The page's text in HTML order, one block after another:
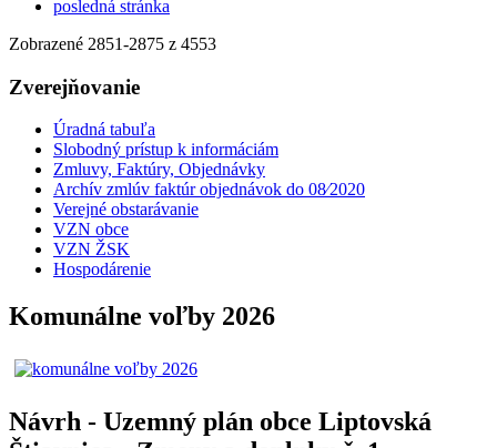
posledná stránka
Zobrazené 2851-2875 z 4553
Zverejňovanie
Úradná tabuľa
Slobodný prístup k informáciám
Zmluvy, Faktúry, Objednávky
Archív zmlúv faktúr objednávok do 08⁄2020
Verejné obstarávanie
VZN obce
VZN ŽSK
Hospodárenie
Komunálne voľby 2026
Návrh - Uzemný plán obce Liptovská